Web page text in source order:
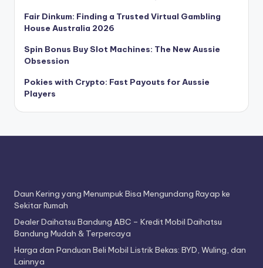
a
O
t
m
o
Fair Dinkum: Finding a Trusted Virtual Gambling
House Australia 2026
Spin Bonus Buy Slot Machines: The New Aussie
Obsession
Pokies with Crypto: Fast Payouts for Aussie
Players
Daun Kering yang Menumpuk Bisa Mengundang Rayap ke
Sekitar Rumah
Dealer Daihatsu Bandung ABC – Kredit Mobil Daihatsu
Bandung Mudah & Terpercaya
Harga dan Panduan Beli Mobil Listrik Bekas: BYD, Wuling, dan
Lainnya